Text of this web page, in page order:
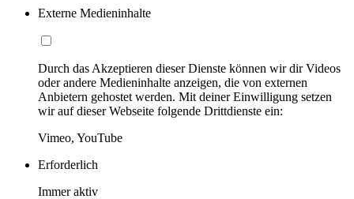
Externe Medieninhalte
Durch das Akzeptieren dieser Dienste können wir dir Videos
oder andere Medieninhalte anzeigen, die von externen
Anbietern gehostet werden. Mit deiner Einwilligung setzen
wir auf dieser Webseite folgende Drittdienste ein:
Vimeo, YouTube
Erforderlich
Immer aktiv